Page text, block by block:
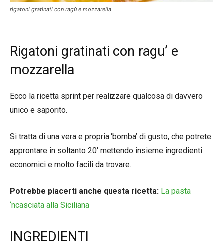
rigatoni gratinati con ragù e mozzarella
Rigatoni gratinati con ragu’ e
mozzarella
Ecco la ricetta sprint per realizzare qualcosa di davvero
unico e saporito.
Si tratta di una vera e propria ‘bomba’ di gusto, che potrete
approntare in soltanto 20′ mettendo insieme ingredienti
economici e molto facili da trovare.
Potrebbe piacerti anche questa ricetta: La pasta
‘ncasciata alla Siciliana
INGREDIENTI